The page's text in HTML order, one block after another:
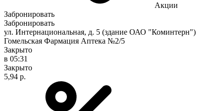
Акции
Забронировать
Забронировать
ул. Интернациональная, д. 5 (здание ОАО "Коминтерн")
Гомельская Фармация Аптека №2/5
Закрыто
в 05:31
Закрыто
5,94 р.